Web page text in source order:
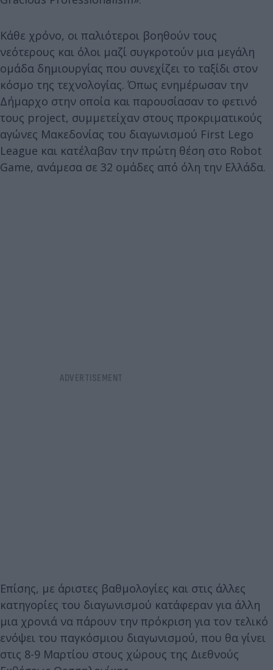
Κάθε χρόνο, οι παλιότεροι βοηθούν τους
νεότερους και όλοι μαζί συγκροτούν μια μεγάλη
ομάδα δημιουργίας που συνεχίζει το ταξίδι στον
κόσμο της τεχνολογίας. Όπως ενημέρωσαν την
Δήμαρχο στην οποία και παρουσίασαν το φετινό
τους project, συμμετείχαν στους προκριματικούς
αγώνες Μακεδονίας του διαγωνισμού First Lego
League και κατέλαβαν την πρώτη θέση στο Robot
Game, ανάμεσα σε 32 ομάδες από όλη την Ελλάδα.
Επίσης, με άριστες βαθμολογίες και στις άλλες
κατηγορίες του διαγωνισμού κατάφεραν για άλλη
μια χρονιά να πάρουν την πρόκριση για τον τελικό
ενόψει του παγκόσμιου διαγωνισμού, που θα γίνει
στις 8-9 Μαρτίου στους χώρους της Διεθνούς